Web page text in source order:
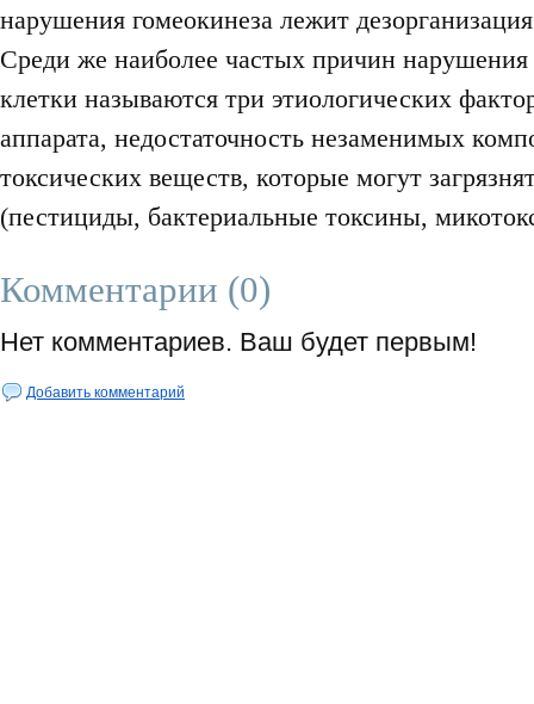
нарушения гомеокинеза лежит
Среди же наиболее частых причин нарушения
клетки называются три этиологических
аппарата, недостаточность незаменимых
токсических веществ, которые могут
(пестициды, бактериальные токсины,
Комментарии (0)
Нет комментариев. Ваш будет первым!
Добавить комментарий